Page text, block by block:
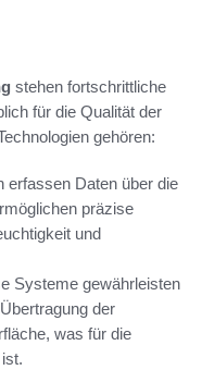
stehen fortschrittliche
für die Qualität der
gehören:
erfassen Daten über die
präzise
und
Systeme gewährleisten
der
was für die